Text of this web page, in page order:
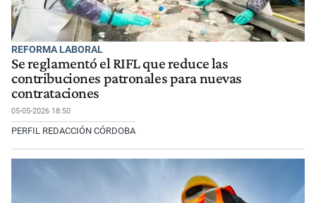
REFORMA LABORAL
Se reglamentó el RIFL que reduce las
contribuciones patronales para nuevas
contrataciones
05-05-2026 18:50
PERFIL REDACCIÓN CÓRDOBA